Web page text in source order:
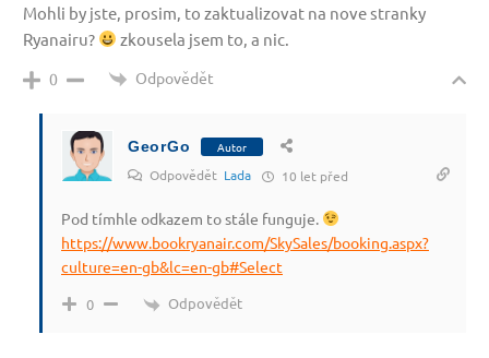
Mohli by jste, prosim, to zaktualizovat na nove stranky
Ryanairu?
zkousela jsem to, a nic.
0 Odpovědět
GeorGo Autor
Odpovědět Lada 10 let před
Pod tímhle odkazem to stále funguje.
https://www.bookryanair.com/SkySales/booking.aspx?
culture=en-gb&lc=en-gb#Select
0 Odpovědět